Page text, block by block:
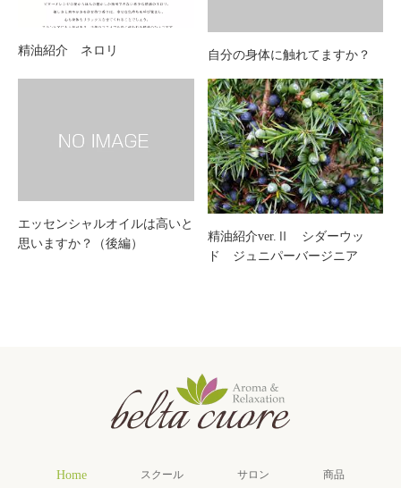
精油紹介 ネロリ 自分の身体に触れてますか？
エッセンシャルオイルは高いと
思いますか？（後編）
精油紹介ver.Ⅱ シダーウッ
ド ジュニパーバージニア
Home スクール サロン 商品